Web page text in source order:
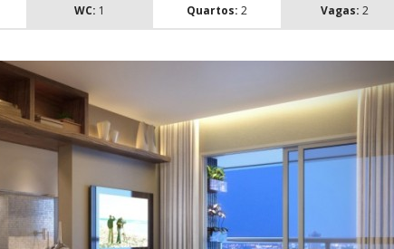
WC: 1 Quartos: 2 Vagas: 2